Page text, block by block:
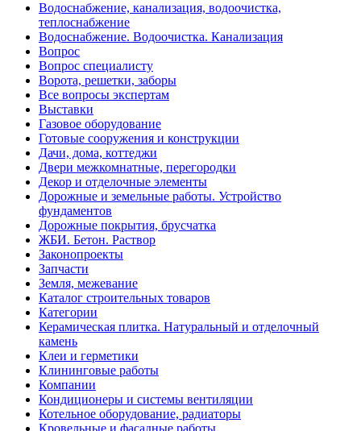
Водоснабжение, канализация, водоочистка,
теплоснабжение
Водоснабжение. Водоочистка. Канализация
Вопрос
Вопрос специалисту
Ворота, решетки, заборы
Все вопросы экспертам
Выставки
Газовое оборудование
Готовые сооружения и конструкции
Дачи, дома, коттеджи
Двери межкомнатные, перегородки
Декор и отделочные элементы
Дорожные и земельные работы. Устройство
фундаментов
Дорожные покрытия, брусчатка
ЖБИ. Бетон. Раствор
Законопроекты
Запчасти
Земля, межевание
Каталог строительных товаров
Категории
Керамическая плитка. Натуральный и отделочный
камень
Клеи и герметики
Клининговые работы
Компании
Кондиционеры и системы вентиляции
Котельное оборудование, радиаторы
Кровельные и фасадные работы